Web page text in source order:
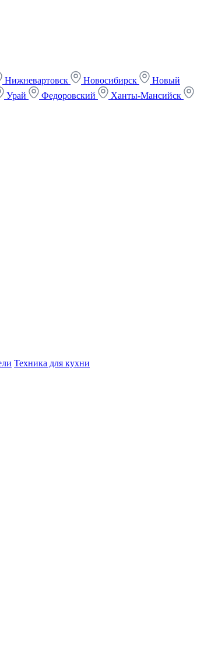
Нижневартовск Новосибирск
Новый
Урай Федоровский Ханты-Мансийск
Техника для кухни